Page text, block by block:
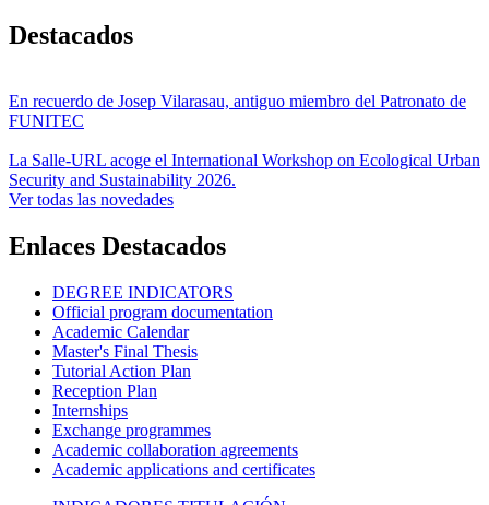
Destacados
En recuerdo de Josep Vilarasau, antiguo miembro del Patronato de
FUNITEC
La Salle-URL acoge el International Workshop on Ecological Urban
Security and Sustainability 2026.
Ver todas las novedades
Enlaces Destacados
DEGREE INDICATORS
Official program documentation
Academic Calendar
Master's Final Thesis
Tutorial Action Plan
Reception Plan
Internships
Exchange programmes
Academic collaboration agreements
Academic applications and certificates